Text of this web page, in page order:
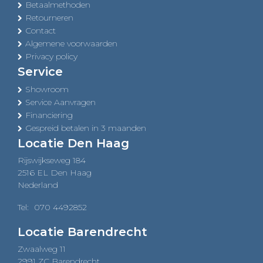
Betaalmethoden
Retourneren
Contact
Algemene voorwaarden
Privacy policy
Service
Showroom
Service Aanvragen
Financiering
Gespreid betalen in 3 maanden
Locatie Den Haag
Rijswijkseweg 184
2516 EL Den Haag
Nederland
Tel: 070 4492852
Locatie Barendrecht
Zwaalweg 11